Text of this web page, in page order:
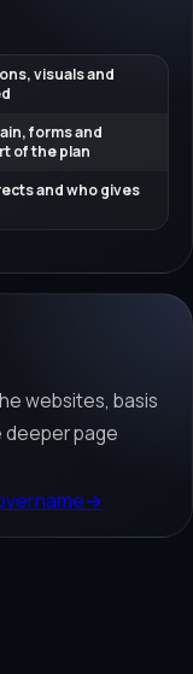
visuals and
forms and
of the plan
and who gives
websites, basis
page
→